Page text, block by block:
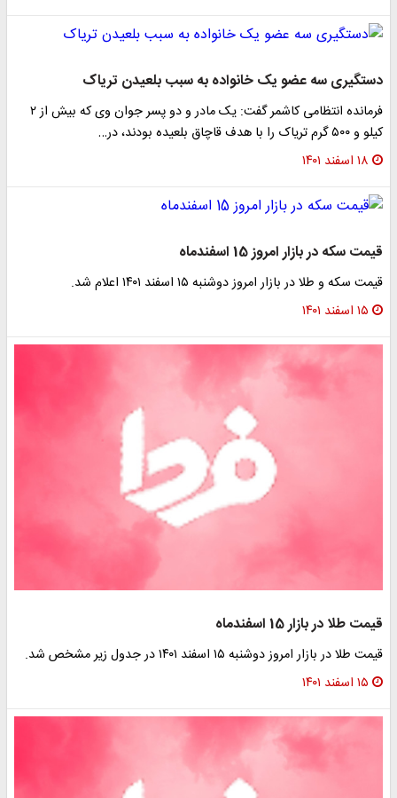
سه عضو یک خانواده به سبب بلعیدن تریاک
فرمانده انتظامی کاشمر گفت: یک مادر و دو پسر جوان وی که بیش از ۲
تریاک را با هدف قاچاق بلعیده بودند، در…
۱۸ اسفند ۱۴۰۱
سکه در بازار امروز 15 اسفندماه
سکه و طلا در بازار امروز دوشنبه ۱۵ اسفند ۱۴۰۱ اعلام شد.
۱۵ اسفند ۱۴۰۱
طلا در بازار 15 اسفندماه
طلا در بازار امروز دوشنبه ۱۵ اسفند ۱۴۰۱ در جدول زیر مشخص شد.
۱۵ اسفند ۱۴۰۱